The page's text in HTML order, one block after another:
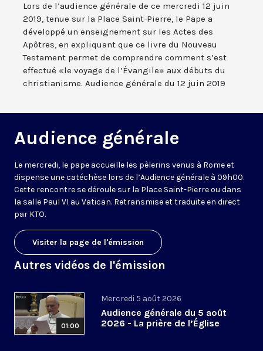
Lors de l’audience générale de ce mercredi 12 juin
2019, tenue sur la Place Saint-Pierre, le Pape a
développé un enseignement sur les Actes des
Apôtres, en expliquant que ce livre du Nouveau
Testament permet de comprendre comment s’est
effectué «le voyage de l’Évangile» aux débuts du
christianisme. Audience générale du 12 juin 2019
Audience générale
Le mercredi, le pape accueille les pèlerins venus à Rome et
dispense une catéchèse lors de l’Audience générale à 09h00.
Cette rencontre se déroule sur la Place Saint-Pierre ou dans
la salle Paul VI au Vatican. Retransmise et traduite en direct
par KTO.
Visiter la page de l'émission
Autres vidéos de l'émission
01:00
Mercredi 5 août 2026
Audience générale du 5 août
2026 - La prière de l’Église